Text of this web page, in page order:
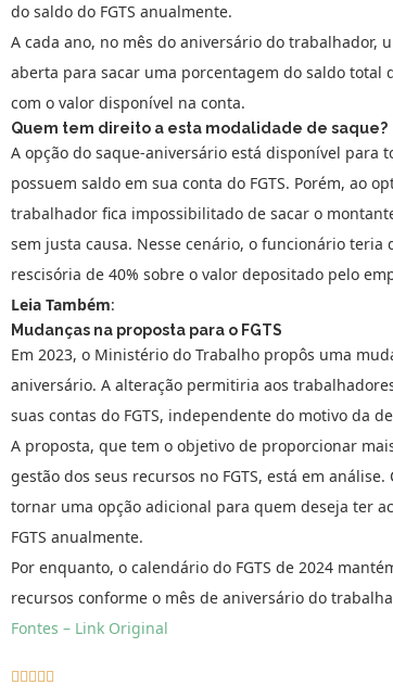
do saldo do FGTS anualmente.
A cada ano, no mês do aniversário do trabalhador,
aberta para sacar uma porcentagem do saldo total
com o valor disponível na conta.
Quem tem direito a esta modalidade de saque?
A opção do saque-aniversário está disponível para
possuem saldo em sua conta do FGTS. Porém, ao
trabalhador fica impossibilitado de sacar o
sem justa causa. Nesse cenário, o funcionário teria
rescisória de 40% sobre o valor depositado pelo
Leia Também:
Mudanças na proposta para o FGTS
Em 2023, o Ministério do Trabalho propôs uma
aniversário. A alteração permitiria aos
suas contas do FGTS, independente do motivo da
A proposta, que tem o objetivo de proporcionar
gestão dos seus recursos no FGTS, está em
tornar uma opção adicional para quem deseja ter
FGTS anualmente.
Por enquanto, o calendário do FGTS de 2024
recursos conforme o mês de aniversário do
Fontes – Link Original
    